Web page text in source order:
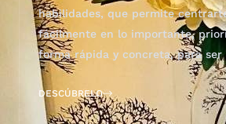
habilidades, que permite
fácilmente en lo importante,
forma rápida y concreta, para ser
DESCÚBRELO